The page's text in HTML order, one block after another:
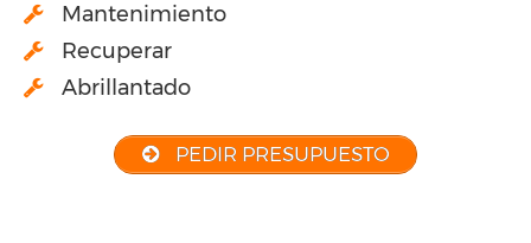
Mantenimiento
Recuperar
Abrillantado
PEDIR PRESUPUESTO